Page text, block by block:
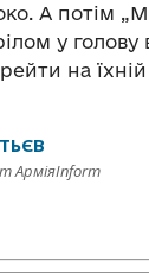
А потім
у
на їхній
АрміяInform